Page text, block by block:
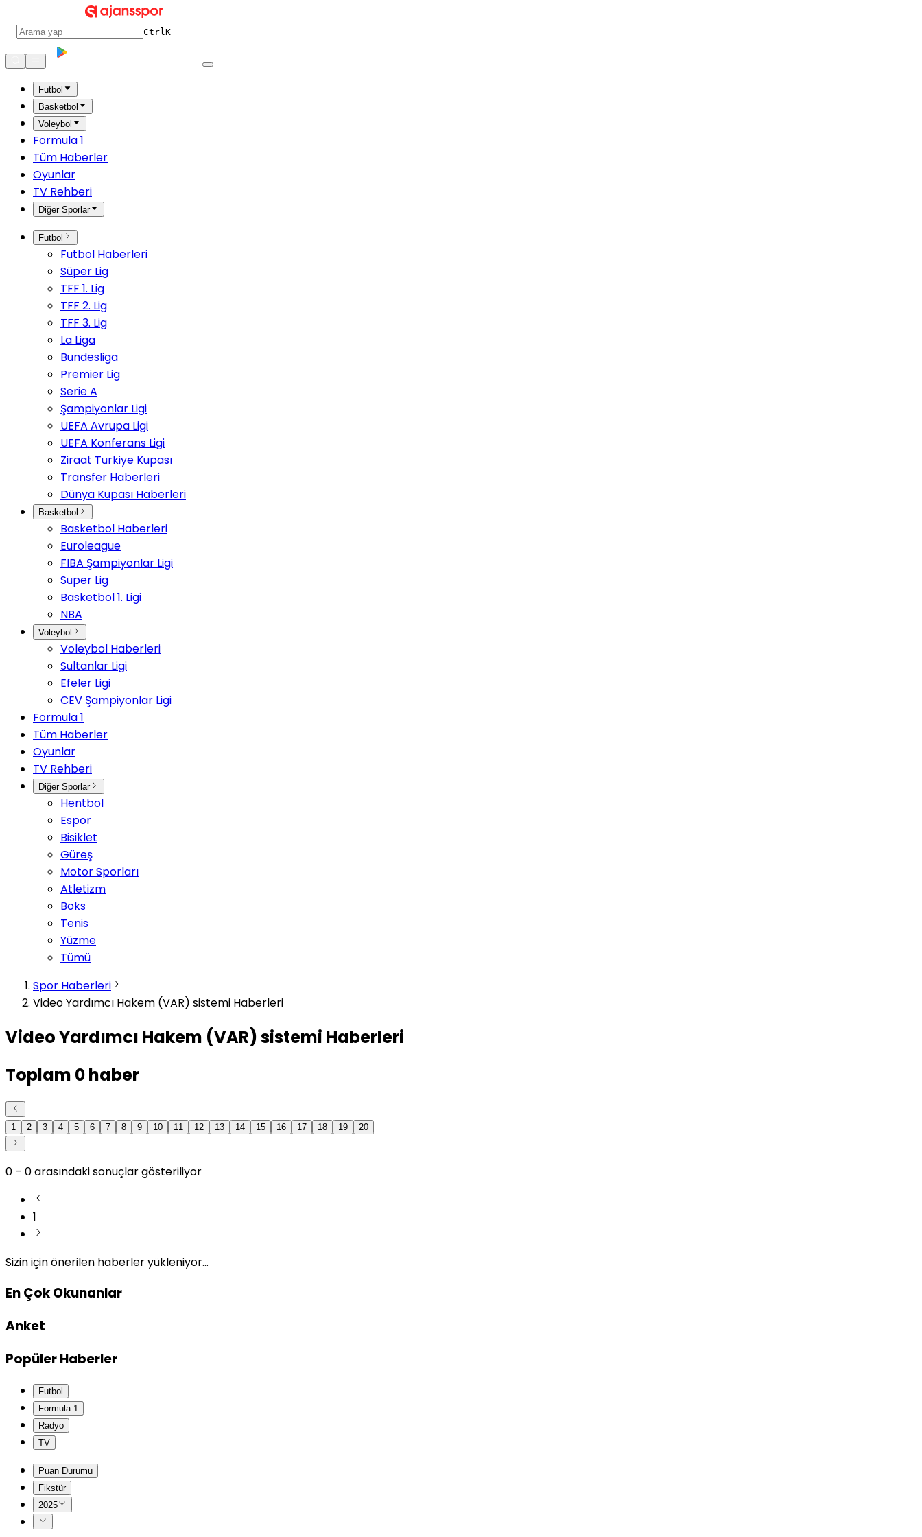
CtrlK
Futbol
Basketbol
Voleybol
Formula 1
Tüm Haberler
Oyunlar
TV Rehberi
Diğer Sporlar
Futbol
Futbol Haberleri
Süper Lig
TFF 1. Lig
TFF 2. Lig
TFF 3. Lig
La Liga
Bundesliga
Premier Lig
Serie A
Şampiyonlar Ligi
UEFA Avrupa Ligi
UEFA Konferans Ligi
Ziraat Türkiye Kupası
Transfer Haberleri
Dünya Kupası Haberleri
Basketbol
Basketbol Haberleri
Euroleague
FIBA Şampiyonlar Ligi
Süper Lig
Basketbol 1. Ligi
NBA
Voleybol
Voleybol Haberleri
Sultanlar Ligi
Efeler Ligi
CEV Şampiyonlar Ligi
Formula 1
Tüm Haberler
Oyunlar
TV Rehberi
Diğer Sporlar
Hentbol
Espor
Bisiklet
Güreş
Motor Sporları
Atletizm
Boks
Tenis
Yüzme
Tümü
Spor Haberleri
Video Yardımcı Hakem (VAR) sistemi Haberleri
Video Yardımcı Hakem (VAR) sistemi Haberleri
Toplam 0haber
1 2 3 4 5 6 7 8 9 10 11 12 13 14 15 16 17 18 19 20
0 – 0arasındaki sonuçlar gösteriliyor
1
Sizin için önerilen haberler yükleniyor...
En Çok Okunanlar
Anket
Popüler Haberler
Futbol
Formula 1
Radyo
TV
Puan Durumu
Fikstür
2025